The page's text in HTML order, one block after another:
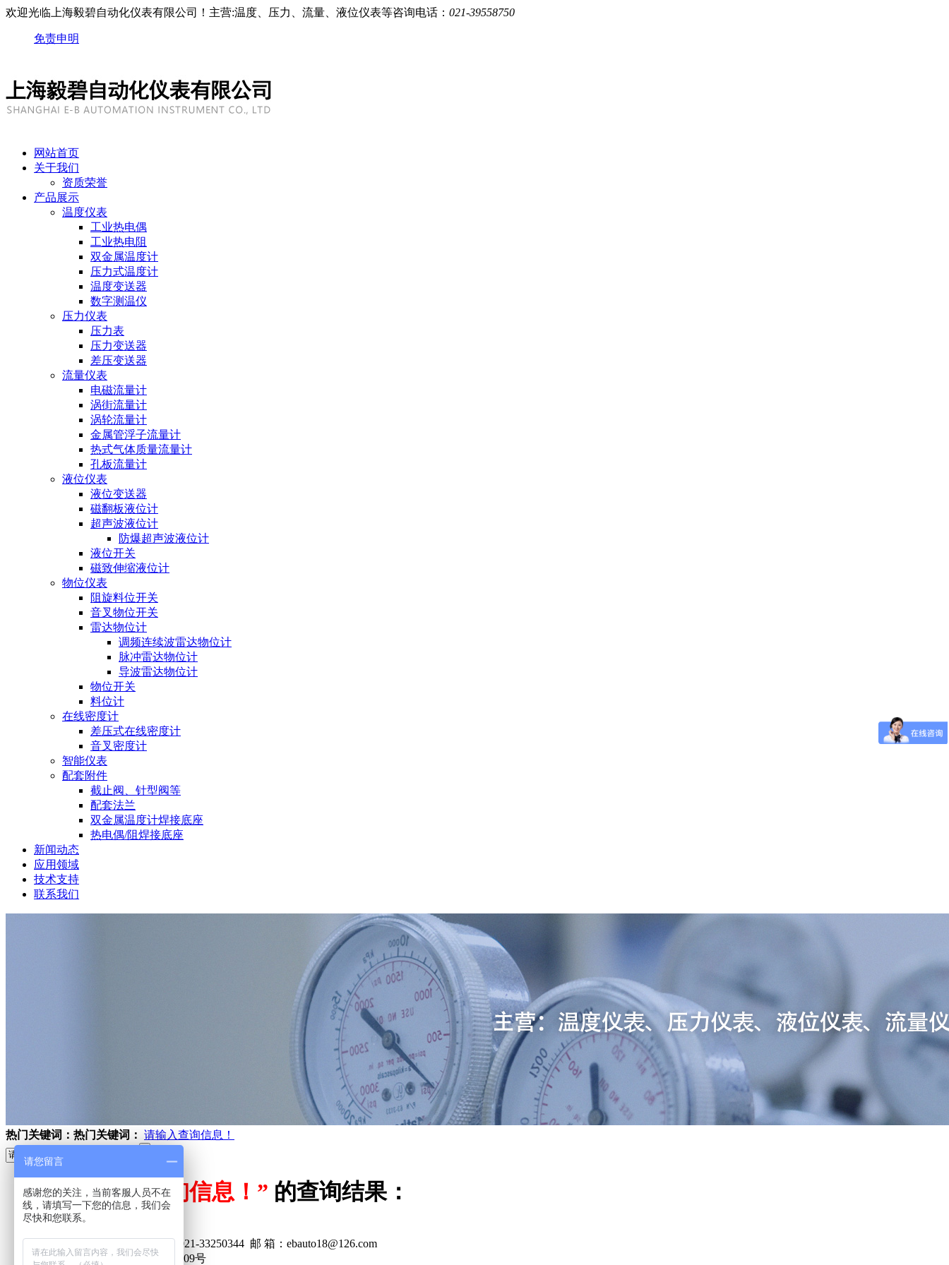
欢迎光临上海毅碧自动化仪表有限公司！主营:温度、压力、流量、液位仪表等咨询电话： 021-39558750
免责申明
网站首页
关于我们
资质荣誉
产品展示
温度仪表
工业热电偶
工业热电阻
双金属温度计
压力式温度计
温度变送器
数字测温仪
压力仪表
压力表
压力变送器
差压变送器
流量仪表
电磁流量计
涡街流量计
涡轮流量计
金属管浮子流量计
热式气体质量流量计
孔板流量计
液位仪表
液位变送器
磁翻板液位计
超声波液位计
防爆超声波液位计
液位开关
磁致伸缩液位计
物位仪表
阻旋料位开关
音叉物位开关
雷达物位计
调频连续波雷达物位计
脉冲雷达物位计
导波雷达物位计
物位开关
料位计
在线密度计
差压式在线密度计
音叉密度计
智能仪表
配套附件
截止阀、针型阀等
配套法兰
双金属温度计焊接底座
热电偶/阻焊接底座
新闻动态
应用领域
技术支持
联系我们
热门关键词： 热门关键词： 请输入查询信息！
“请输入查询信息！” 的查询结果：
传 真：021-33250344 邮 箱：ebauto18@126.com
地 址：上海市嘉定区曹安路1909号
请您留言
感谢您的关注，当前客服人员不在
线，请填写一下您的信息，我们会
尽快和您联系。